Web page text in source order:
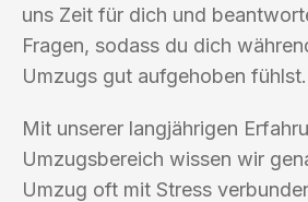
uns Zeit für dich und
Fragen, sodass du dich
Umzugs gut aufgehoben fühlst.
Mit unserer langjährigen
Umzugsbereich wissen wir
Umzug oft mit Stress